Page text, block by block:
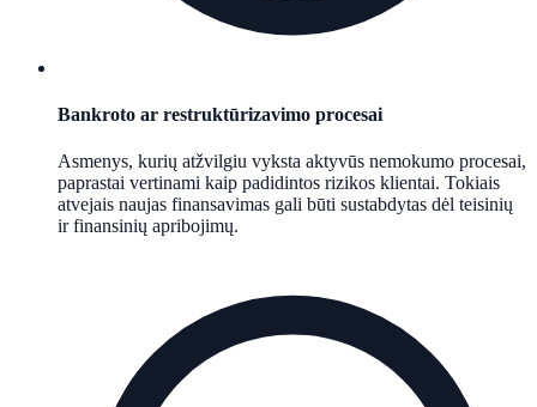
Bankroto ar restruktūrizavimo procesai
Asmenys, kurių atžvilgiu vyksta aktyvūs nemokumo procesai,
paprastai vertinami kaip padidintos rizikos klientai. Tokiais
atvejais naujas finansavimas gali būti sustabdytas dėl teisinių
ir finansinių apribojimų.